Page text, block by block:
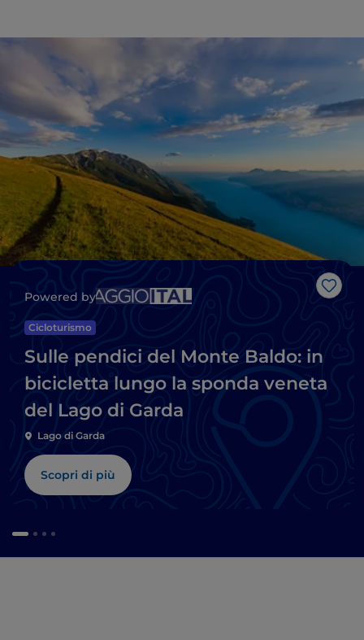
Like
Powered by
Cicloturismo
Sulle pendici del Monte Baldo: in
bicicletta lungo la sponda veneta
del Lago di Garda
Lago di Garda
Scopri di più